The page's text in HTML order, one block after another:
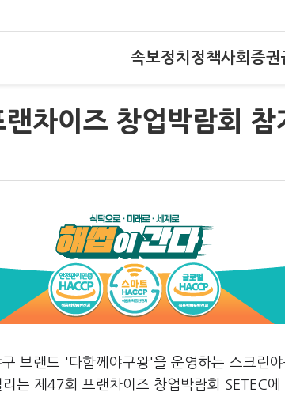
속보정치 정책사회 증권
차이즈 창업박람회 참
브랜드 '다함께야구왕'을 운영하는 스크린
는 제47회 프랜차이즈 창업박람회 SETEC